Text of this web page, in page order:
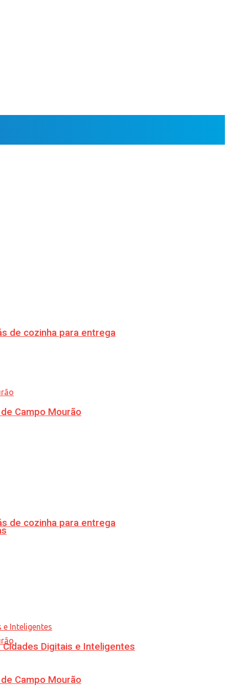
de cozinha para entrega
Campo Mourão
de cozinha para entrega
Campo Mourão
Digitais e Inteligentes